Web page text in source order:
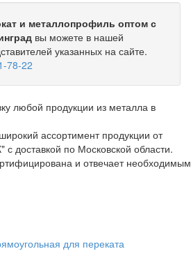
и металлопрофиль оптом с
вы можете в нашей
указанных на сайте.
78-22
любой продукции из металла в
ассортимент продукции от
доставкой по Московской области.
и отвечает необходимым
для переката